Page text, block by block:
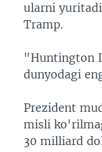
ularni
Tramp.
"Huntington
dunyodagi
Prezident
misli
30 milliard